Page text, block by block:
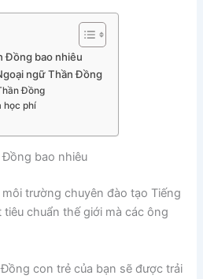
Đồng bao nhiêu
ngữ Thần Đồng
Đồng
học phí
bao nhiêu
môi trường chuyên đào tạo Tiếng
chuẩn thế giới mà các ông
con trẻ của bạn sẽ được trải